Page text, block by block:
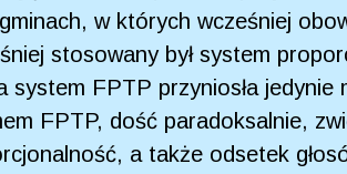
w których wcześniej
stosowany był system
system FPTP przyniosła
FPTP, dość paradoksalnie,
a także odsetek